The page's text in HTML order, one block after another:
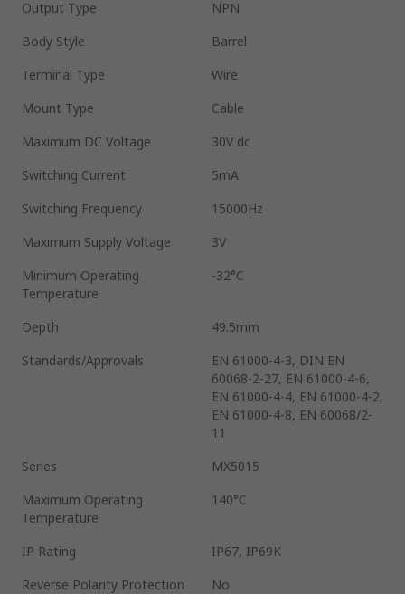
Output Type
NPN
Body Style
Barrel
Terminal Type
Wire
Mount Type
Cable
Maximum DC Voltage
30V dc
Switching Current
5mA
Switching Frequency
15000Hz
Maximum Supply Voltage
3V
Minimum Operating
Temperature
-32°C
Depth
49.5mm
Standards/Approvals
EN 61000-4-3, DIN EN
60068-2-27, EN 61000-4-6,
EN 61000-4-4, EN 61000-4-2,
EN 61000-4-8, EN 60068/2-
11
Series
MX5015
Maximum Operating
Temperature
140°C
IP Rating
IP67, IP69K
Reverse Polarity Protection
No